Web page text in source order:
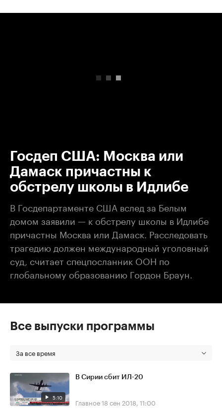
Госдеп США: Москва или
Дамаск причастны к
обстрелу школы в Идлибе
В Госдепартаменте США вслед за Белым
домом заявили — к обстрелу школы в Идлибе
причастны Москва или Дамаск. Расследовать
трагедию должен международный уголовный
суд, считает спецпосланник ООН по
глобальному образованию Гордон Браун.
Все выпуски программы
За все время
5:10
В Сирии сбит ИЛ-20
Главное18 сен 2018, 11:00